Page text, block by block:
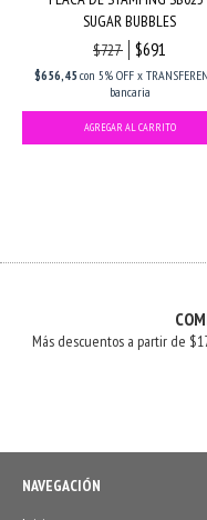
SUGAR BUBBLES
$727
$691
$656,45 con 5% OFF x
bancaria
Más descuentos a partir de
NAVEGACIÓN